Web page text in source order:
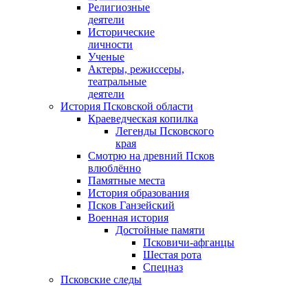
Религиозные
деятели
Исторические
личности
Ученые
Актеры, режиссеры,
театральные
деятели
История Псковской области
Краеведческая копилка
Легенды Псковского
края
Смотрю на древний Псков
влюблённо
Памятные места
История образования
Псков Ганзейский
Военная история
Достойные памяти
Псковичи-афганцы
Шестая рота
Спецназ
Псковские следы